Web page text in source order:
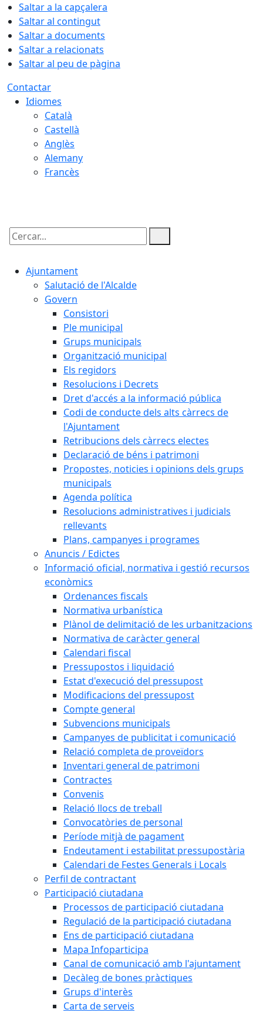
Saltar a la capçalera
Saltar al contingut
Saltar a documents
Saltar a relacionats
Saltar al peu de pàgina
Contactar
Idiomes
Català
Castellà
Anglès
Alemany
Francès
Cercar:
Ajuntament
Salutació de l'Alcalde
Govern
Consistori
Ple municipal
Grups municipals
Organització municipal
Els regidors
Resolucions i Decrets
Dret d'accés a la informació pública
Codi de conducte dels alts càrrecs de
l'Ajuntament
Retribucions dels càrrecs electes
Declaració de béns i patrimoni
Propostes, noticies i opinions dels grups
municipals
Agenda política
Resolucions administratives i judicials
rellevants
Plans, campanyes i programes
Anuncis / Edictes
Informació oficial, normativa i gestió recursos
econòmics
Ordenances fiscals
Normativa urbanística
Plànol de delimitació de les urbanitzacions
Normativa de caràcter general
Calendari fiscal
Pressupostos i liquidació
Estat d'execució del pressupost
Modificacions del pressupost
Compte general
Subvencions municipals
Campanyes de publicitat i comunicació
Relació completa de proveïdors
Inventari general de patrimoni
Contractes
Convenis
Relació llocs de treball
Convocatòries de personal
Període mitjà de pagament
Endeutament i estabilitat pressupostària
Calendari de Festes Generals i Locals
Perfil de contractant
Participació ciutadana
Processos de participació ciutadana
Regulació de la participació ciutadana
Ens de participació ciutadana
Mapa Infoparticipa
Canal de comunicació amb l'ajuntament
Decàleg de bones pràctiques
Grups d'interès
Carta de serveis